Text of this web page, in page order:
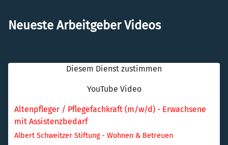
Neueste Arbeitgeber Videos
Diesem Dienst zustimmen
YouTube Video
Altenpfleger / Pflegefachkraft (m/w/d) - Erwachsene
mit Assistenzbedarf
Albert Schweitzer Stiftung - Wohnen & Betreuen